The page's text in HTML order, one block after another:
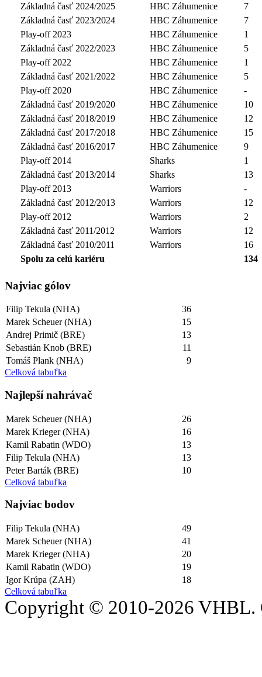
Základná časť 2024/2025
HBC Záhumenice
7
Základná časť 2023/2024
HBC Záhumenice
7
Play-off 2023
HBC Záhumenice
1
Základná časť 2022/2023
HBC Záhumenice
5
Play-off 2022
HBC Záhumenice
1
Základná časť 2021/2022
HBC Záhumenice
5
Play-off 2020
HBC Záhumenice
-
Základná časť 2019/2020
HBC Záhumenice
10
Základná časť 2018/2019
HBC Záhumenice
12
Základná časť 2017/2018
HBC Záhumenice
15
Základná časť 2016/2017
HBC Záhumenice
9
Play-off 2014
Sharks
1
Základná časť 2013/2014
Sharks
13
Play-off 2013
Warriors
-
Základná časť 2012/2013
Warriors
12
Play-off 2012
Warriors
2
Základná časť 2011/2012
Warriors
12
Základná časť 2010/2011
Warriors
16
Spolu za celú kariéru
134
Najviac gólov
Filip Tekula (NHA)
36
Marek Scheuer (NHA)
15
Andrej Primič (BRE)
13
Sebastián Knob (BRE)
11
Tomáš Plank (NHA)
9
Celková tabuľka
Najlepší­ nahrávač
Marek Scheuer (NHA)
26
Marek Krieger (NHA)
16
Kamil Rabatin (WDO)
13
Filip Tekula (NHA)
13
Peter Barták (BRE)
10
Celková tabuľka
Najviac bodov
Filip Tekula (NHA)
49
Marek Scheuer (NHA)
41
Marek Krieger (NHA)
20
Kamil Rabatin (WDO)
19
Igor Krúpa (ZAH)
18
Celková tabuľka
Copyright © 2010-2026 VHBL.